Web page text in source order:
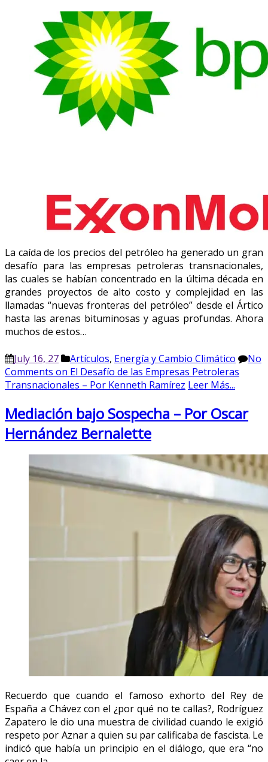
La caída de los precios del petróleo ha generado un gran
desafío para las empresas petroleras transnacionales,
las cuales se habían concentrado en la última década en
grandes proyectos de alto costo y complejidad en las
llamadas “nuevas fronteras del petróleo” desde el Ártico
hasta las arenas bituminosas y aguas profundas. Ahora
muchos de estos…
July 16, 27 Artículos, Energía y Cambio Climático
No
Comments on El Desafío de las Empresas Petroleras
Transnacionales – Por Kenneth Ramírez Leer Más...
Mediación bajo Sospecha – Por Oscar
Hernández Bernalette
Recuerdo que cuando el famoso exhorto del Rey de
España a Chávez con el ¿por qué no te callas?, Rodríguez
Zapatero le dio una muestra de civilidad cuando le exigió
respeto por Aznar a quien su par calificaba de fascista. Le
indicó que había un principio en el diálogo, que era “no